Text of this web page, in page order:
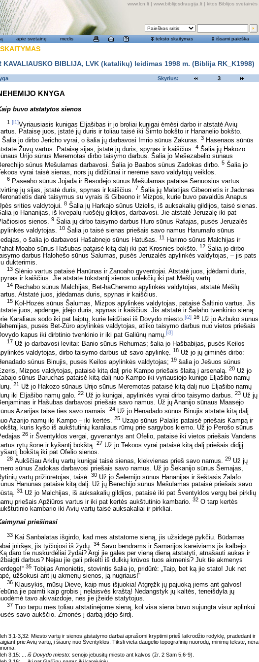
www.lcn.lt | www.biblijosdraugija.lt | kitos Biblijos svetainės
apie svetainę medis teksto skaitymas išsami paieška
KAVALIAUSKO BIBLIJA, LVK (katalikų) leidimas 1998 m. (Biblija RK_K1998)
Skyrius: 3
KNYGA
buvo atstatytos sienos
1 [i1]Vyriausiasis kunigas Eljašibas ir jo broliai kunigai ėmėsi darbo ir atstatė Avių
Pataisę juos, įstatė jų duris ir toliau taisė iki Šimto bokšto ir Hananelio bokšto.
Šalia jo dirbo Jericho vyrai, o šalia jų darbavosi Imrio sūnus Zakuras. 3 Hasenaos sūnūs
Žuvų vartus. Pataisę sijas, įstatė jų duris, spynas ir kaiščius. 4 Šalia jų Hakozo
Urijo sūnus Meremotas dirbo taisymo darbus. Šalia jo Mešezabelio sūnaus
sūnus Mešulamas darbavosi. Šalia jo Baabos sūnus Zadokas dirbo. 5 Šalia jo
vyrai taisė sienas, nors jų didžiūnai ir nerėmė savo valdytojų veiklos.
6 Paseaho sūnus Jojada ir Besodejo sūnus Mešulamas pataisė Senuosius vartus.
jų sijas, įstatė duris, spynas ir kaiščius. 7 Šalia jų Malatijas Gibeonietis ir Jadonas
darė taisymus su vyrais iš Gibeono ir Mizpos, kurie buvo pavaldūs Anapus
srities valdytojui. 8 Šalia jų Harkajo sūnus Uzielis, iš auksakalių gildijos, taisė sienas.
jo Hananijas, iš kvepalų ruošėjų gildijos, darbavosi. Jie atstatė Jeruzalę iki pat
sienos. 9 Šalia jų dirbo taisymo darbus Huro sūnus Rafajas, pusės Jeruzalės
valdytojas. 10 Šalia jo taisė sienas priešais savo namus Harumafo sūnus
o šalia jo darbavosi Hašabnejo sūnus Hatušas. 11
Harimo sūnus Malchijas ir
Moabo sūnus Hašubas pataisė kitą dalį iki pat Krosnies bokšto. 12 Šalia jo dirbo
darbus Halohešo sūnus Šalumas, pusės Jeruzalės apylinkės valdytojas, – jis pats
dukterimis.
13 Slėnio vartus pataisė Hanūnas ir Zanoaho gyventojai. Atstatė juos, įdėdami duris,
ir kaiščius. Jie atstatė tūkstantį sienos uolekčių iki pat Mėšlų vartų.
14 Rechabo sūnus Malchijas, Bet-haCheremo apylinkės valdytojas, atstatė Mėšlų
Atstatė juos, įdėdamas duris, spynas ir kaiščius.
15 Kol-Hozės sūnus Šalumas, Mizpos apylinkės valdytojas, pataisė Šaltinio vartus. Jis
juos, apdengė, įdėjo duris, spynas ir kaiščius. Jis atstatė ir Šelaho tvenkinio sieną
Karaliaus sodo iki pat laiptų, kurie leidžiasi iš Dovydo miesto.[i2] 16 Už jo Azbuko sūnus
pusės Bet-Zūro apylinkės valdytojas, atliko taisymo darbus nuo vietos priešais
kapus iki dirbtinio tvenkinio ir iki pat Galiūnų namų.[i3]
17 Už jo darbavosi levitai: Banio sūnus Rehumas; šalia jo Hašbabijas, pusės Keilos
valdytojas, dirbo taisymo darbus už savo apylinkę. 18 Už jo jų giminės dirbo:
sūnus Binujis, pusės Keilos apylinkės valdytojas; 19 šalia jo Ješuos sūnus
Mizpos valdytojas, pataisė kitą dalį prie Kampo priešais šlaitą į arsenalą. 20 Už jo
sūnus Baruchas pataisė kitą dalį nuo Kampo iki vyriausiojo kunigo Eljašibo namų
21 Už jo Hakozo sūnaus Urijo sūnus Meremotas pataisė kitą dalį nuo Eljašibo namų
iki Eljašibo namų galo. 22 Už jo kunigai, apylinkės vyrai dirbo taisymo darbus. 23 Už jų
ir Hašubas darbavosi priešais savo namus. Už jų Ananijo sūnaus Maasėjo
Azarijas taisė ties savo namais. 24 Už jo Henadado sūnus Binujis atstatė kitą dalį
Azarijo namų iki Kampo – iki kertės. 25 Uzajo sūnus Palalis pataisė priešais Kampą ir
kuris kyšo iš aukštutinių karaliaus rūmų prie sargybos kiemo. Už jo Perošo sūnus
26 ir Šventyklos vergai, gyvenantys ant Ofelio, pataisė iki vietos priešais Vandens
rytų šone ir kyšantį bokštą. 27 Už jo Tekoos vyrai pataisė kitą dalį priešais didįjį
bokštą iki pat Ofelio sienos.
28 Aukščiau Arklių vartų kunigai taisė sienas, kiekvienas prieš savo namus. 29 Už jų
sūnus Zadokas darbavosi priešais savo namus. Už jo Šekanijo sūnus Šemajas,
vartų prižiūrėtojas, taisė. 30 Už jo Šelemijo sūnus Hananijas ir šeštasis Zalafo
Hanūnas pataisė kitą dalį. Už jų Berechijo sūnus Mešulamas pataisė priešais savo
31 Už jo Malchijas, iš auksakalių gildijos, pataisė iki pat Šventyklos vergų bei pirklių
priešais Apžiūros vartus ir iki pat kertės aukštutinio kambario. 32 O tarp kertės
kambario iki Avių vartų taisė auksakaliai ir pirkliai.
priešinasi
33 Kai Sanbalatas išgirdo, kad mes atstatome sieną, jis užsidegė pykčiu. Būdamas
įniršęs, jis tyčiojosi iš žydų. 34 Savo bendrams ir Samarijos kareiviams jis kalbėjo:
daro tie nuskurdėliai žydai? Argi jie galės per vieną dieną atstatyti, atnašauti aukas ir
darbus? Nejau jie gali prikelti iš dulkių krūvos tuos akmenis? Juk tie akmenys
35 Tobijas Amonietis, stovintis šalia jo, pridūrė: „Taip, bet ką jie stato! Juk net
užšokusi ant jų akmenų sienos, ją nugriaus!“
36 Klausykis, mūsų Dieve, kaip mus išjuokia! Atgręžk jų pajuoką jiems ant galvos!
Tebūna jie paimti kaip grobis į nelaisvės kraštą! Nedangstyk jų kaltės, teneišdyla jų
tavo akivaizdoje, nes jie įžeidė statytojus.
37 Tuo tarpu mes toliau atstatinėjome sieną, kol visa siena buvo sujungta visur aplinkui
savo aukščio. Žmonės į darbą įdėjo širdį.
3,1-3,32: Miesto vartų ir sienos atstatymo darbai aprašomi kryptimi prieš laikrodžio rodyklę, pradedant ir
prie Avių vartų, į šiaurę nuo Šventyklos. Tiksli vieta daugelio topografinių nuorodų, minimų tekste, nėra
3,15: ... iš Dovydo miesto: senojo jebusitų miesto ant kalvos (žr. 2 Sam 5,6-9).